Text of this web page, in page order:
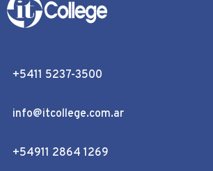
+5411 5237-3500
info@itcollege.com.ar
+54911 2864 1269